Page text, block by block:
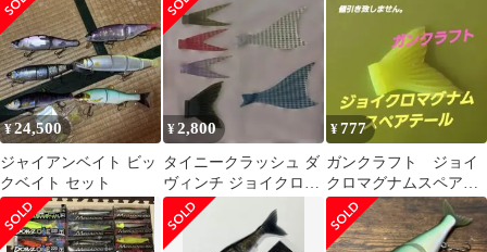
スト 破格‼️
¥24,500
ジャイアンベイト ビッ
クベイト セット
¥2,800
タイニークラッシュ ダ
ヴィンチ ジョイクロマ
グナム テール
¥777
ガンクラフト ジョイ
クロマグナムスペアテ
ールチャート